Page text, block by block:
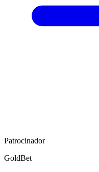
Patrocinador
GoldBet